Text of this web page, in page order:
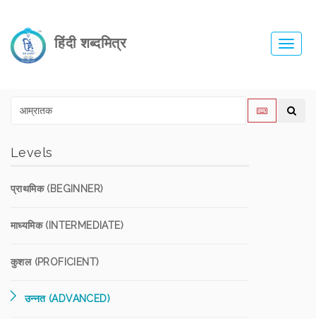
हिंदी शब्दमित्र
Levels
प्राथमिक (BEGINNER)
माध्यमिक (INTERMEDIATE)
कुशल (PROFICIENT)
उन्नत (ADVANCED)